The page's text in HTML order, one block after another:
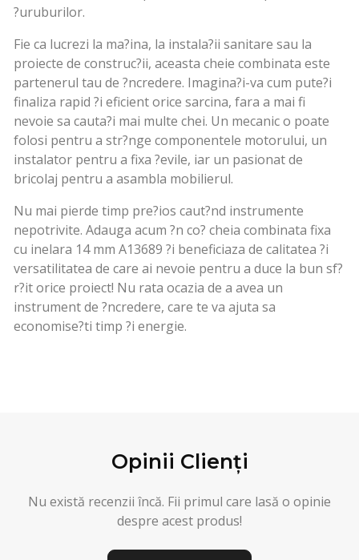
?uruburilor.
Fie ca lucrezi la ma?ina, la instala?ii sanitare sau la
proiecte de construc?ii, aceasta cheie combinata este
partenerul tau de ?ncredere. Imagina?i-va cum pute?i
finaliza rapid ?i eficient orice sarcina, fara a mai fi
nevoie sa cauta?i mai multe chei. Un mecanic o poate
folosi pentru a str?nge componentele motorului, un
instalator pentru a fixa ?evile, iar un pasionat de
bricolaj pentru a asambla mobilierul.
Nu mai pierde timp pre?ios caut?nd instrumente
nepotrivite. Adauga acum ?n co? cheia combinata fixa
cu inelara 14 mm A13689 ?i beneficiaza de calitatea ?i
versatilitatea de care ai nevoie pentru a duce la bun sf?
r?it orice proiect! Nu rata ocazia de a avea un
instrument de ?ncredere, care te va ajuta sa
economise?ti timp ?i energie.
Opinii Clienți
Nu există recenzii încă. Fii primul care lasă o opinie
despre acest produs!